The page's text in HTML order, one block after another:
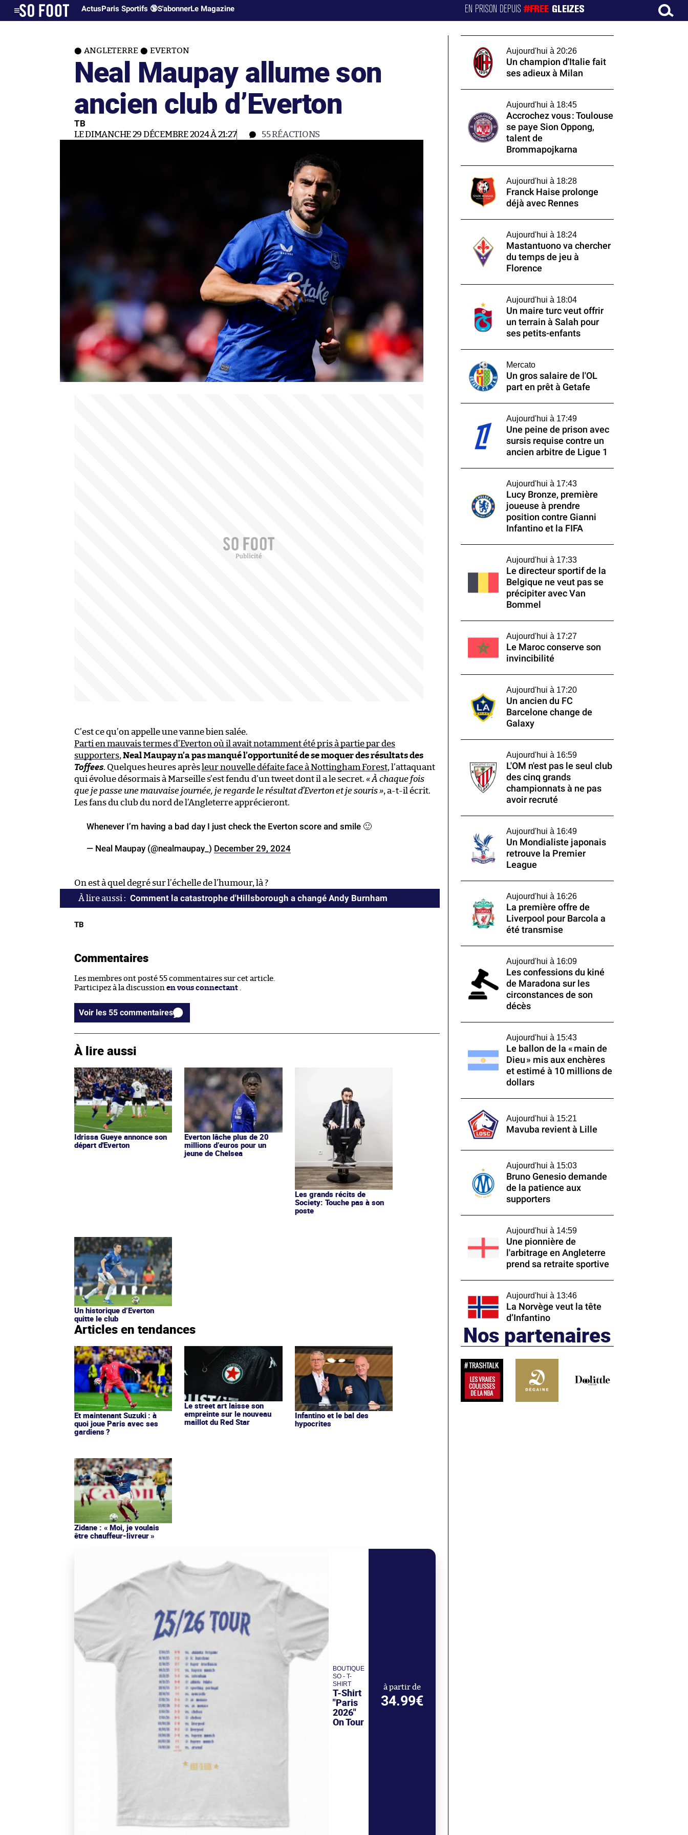
ActusParis Sportifs 🔞S'abonnerLe Magazine EN PRISON DEPUIS#FREE GLEIZES
ANGLETERRE EVERTON
Neal Maupay allume son
ancien club d’Everton
TB
LE DIMANCHE 29 DÉCEMBRE 2024 À 21:27 55RÉACTIONS
C’est ce qu’on appelle une vanne bien salée.
Parti en mauvais termes d’Everton où il avait notamment été pris à partie par des
supporters, Neal Maupay n’a pas manqué l’opportunité de se moquer des résultats des
Toffees. Quelques heures après leur nouvelle défaite face à Nottingham Forest, l’attaquant
qui évolue désormais à Marseille s’est fendu d’un tweet dont il a le secret. « À chaque fois
que je passe une mauvaise journée, je regarde le résultat d’Everton et je souris », a-t-il écrit.
Les fans du club du nord de l’Angleterre apprécieront.
Whenever I’m having a bad day I just check the Everton score and smile 🙂
— Neal Maupay (@nealmaupay_) December 29, 2024
On est à quel degré sur l’échelle de l’humour, là ?
Comment la catastrophe d'Hillsborough a changé Andy Burnham
TB
Commentaires
Les membres ont posté 55 commentaires sur cet article.
Participez à la discussion en vous connectant .
Voir les 55 commentaires
À lire aussi
Idrissa Gueye annonce son
départ d'Everton
Everton lâche plus de 20
millions d’euros pour un
jeune de Chelsea
Les grands récits de
Society: Touche pas à son
poste
Un historique d’Everton
quitte le club
Articles en tendances
Et maintenant Suzuki : à
quoi joue Paris avec ses
gardiens ?
Le street art laisse son
empreinte sur le nouveau
maillot du Red Star
Infantino et le bal des
hypocrites
Zidane : « Moi, je voulais
être chauffeur-livreur »
BOUTIQUE
SO - T-
SHIRT
T-Shirt
"Paris
2026"
On Tour
à partir de
34.99€
Aujourd'hui à 20:26
Un champion d'Italie fait
ses adieux à Milan
Aujourd'hui à 18:45
Accrochez vous : Toulouse
se paye Sion Oppong,
talent de
Brommapojkarna
Aujourd'hui à 18:28
Franck Haise prolonge
déjà avec Rennes
Aujourd'hui à 18:24
Mastantuono va chercher
du temps de jeu à
Florence
Aujourd'hui à 18:04
Un maire turc veut offrir
un terrain à Salah pour
ses petits-enfants
Mercato
Un gros salaire de l'OL
part en prêt à Getafe
Aujourd'hui à 17:49
Une peine de prison avec
sursis requise contre un
ancien arbitre de Ligue 1
Aujourd'hui à 17:43
Lucy Bronze, première
joueuse à prendre
position contre Gianni
Infantino et la FIFA
Aujourd'hui à 17:33
Le directeur sportif de la
Belgique ne veut pas se
précipiter avec Van
Bommel
Aujourd'hui à 17:27
Le Maroc conserve son
invincibilité
Aujourd'hui à 17:20
Un ancien du FC
Barcelone change de
Galaxy
Aujourd'hui à 16:59
L'OM n'est pas le seul club
des cinq grands
championnats à ne pas
avoir recruté
Aujourd'hui à 16:49
Un Mondialiste japonais
retrouve la Premier
League
Aujourd'hui à 16:26
La première offre de
Liverpool pour Barcola a
été transmise
Aujourd'hui à 16:09
Les confessions du kiné
de Maradona sur les
circonstances de son
décès
Aujourd'hui à 15:43
Le ballon de la « main de
Dieu » mis aux enchères
et estimé à 10 millions de
dollars
Aujourd'hui à 15:21
Mavuba revient à Lille
Aujourd'hui à 15:03
Bruno Genesio demande
de la patience aux
supporters
Aujourd'hui à 14:59
Une pionnière de
l'arbitrage en Angleterre
prend sa retraite sportive
Aujourd'hui à 13:46
La Norvège veut la tête
d’Infantino
Nos partenaires